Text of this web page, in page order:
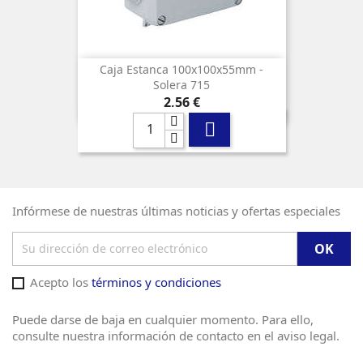
Caja Estanca 100x100x55mm -
Solera 715
Precio
2,56 €

Infórmese de nuestras últimas noticias y ofertas especiales
Acepto los términos y condiciones
Puede darse de baja en cualquier momento. Para ello,
consulte nuestra información de contacto en el aviso legal.